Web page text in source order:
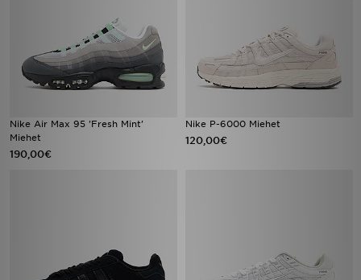
Nike Air Max 95 'Fresh Mint'
Miehet
190,00€
Nike P-6000 Miehet
120,00€